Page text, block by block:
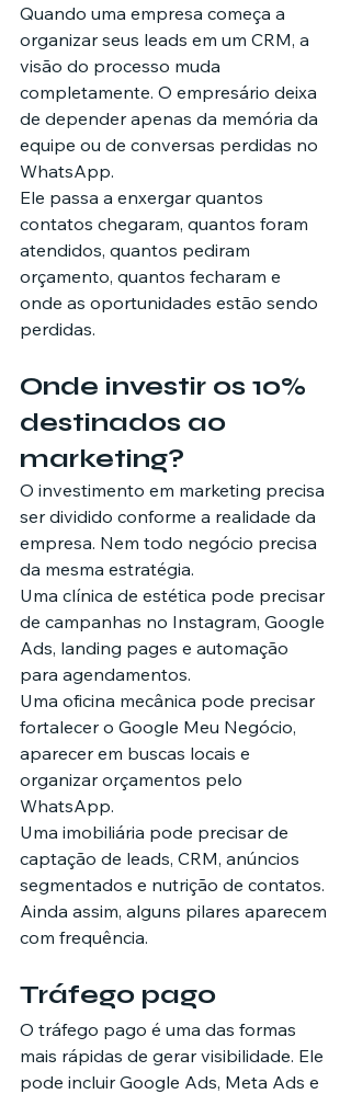
Quando uma empresa começa a
organizar seus leads em um CRM, a
visão do processo muda
completamente. O empresário deixa
de depender apenas da memória da
equipe ou de conversas perdidas no
WhatsApp.
Ele passa a enxergar quantos
contatos chegaram, quantos foram
atendidos, quantos pediram
orçamento, quantos fecharam e
onde as oportunidades estão sendo
perdidas.
Onde investir os 10%
destinados ao
marketing?
O investimento em marketing precisa
ser dividido conforme a realidade da
empresa. Nem todo negócio precisa
da mesma estratégia.
Uma clínica de estética pode precisar
de campanhas no Instagram, Google
Ads, landing pages e automação
para agendamentos.
Uma oficina mecânica pode precisar
fortalecer o Google Meu Negócio,
aparecer em buscas locais e
organizar orçamentos pelo
WhatsApp.
Uma imobiliária pode precisar de
captação de leads, CRM, anúncios
segmentados e nutrição de contatos.
Ainda assim, alguns pilares aparecem
com frequência.
Tráfego pago
O tráfego pago é uma das formas
mais rápidas de gerar visibilidade. Ele
pode incluir Google Ads, Meta Ads e